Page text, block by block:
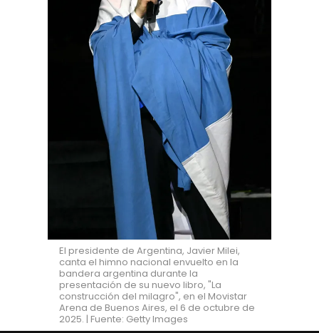
El presidente de Argentina, Javier Milei,
canta el himno nacional envuelto en la
bandera argentina durante la
presentación de su nuevo libro, "La
construcción del milagro", en el Movistar
Arena de Buenos Aires, el 6 de octubre de
2025. | Fuente: Getty Images